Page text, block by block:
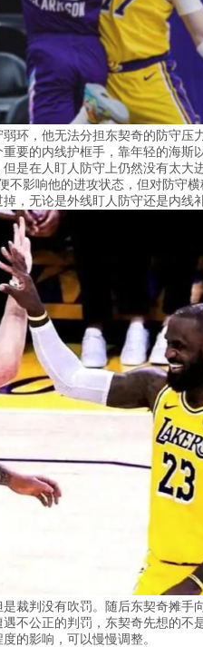
环，他无法分担东契奇的防守压
要的内线护框手，靠年轻的海斯
是在人盯人防守上仍然没有太大进
影响他的进攻状态，但对防守横
，无论是外线盯人防守还是内线
裁判没有吹罚。随后东契奇摊手
不公正的判罚，东契奇先想的不
的影响，可以慢慢调整。